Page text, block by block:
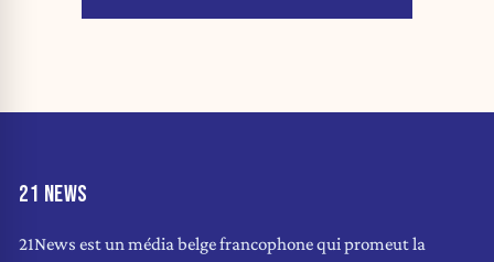
21 NEWS
21News est un média belge francophone qui promeut la